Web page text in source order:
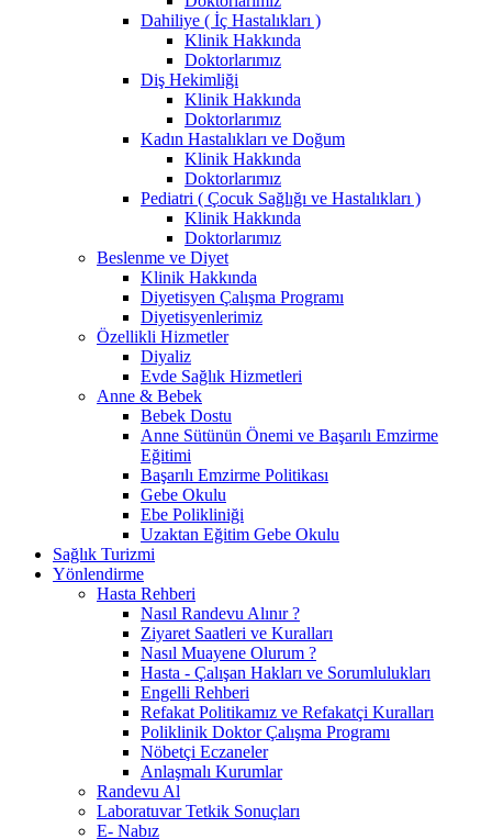
Dahiliye ( İç Hastalıkları )
Klinik Hakkında
Doktorlarımız
Diş Hekimliği
Klinik Hakkında
Doktorlarımız
Kadın Hastalıkları ve Doğum
Klinik Hakkında
Doktorlarımız
Pediatri ( Çocuk Sağlığı ve Hastalıkları )
Klinik Hakkında
Doktorlarımız
Beslenme ve Diyet
Klinik Hakkında
Diyetisyen Çalışma Programı
Diyetisyenlerimiz
Özellikli Hizmetler
Diyaliz
Evde Sağlık Hizmetleri
Anne & Bebek
Bebek Dostu
Anne Sütünün Önemi ve Başarılı Emzirme
Eğitimi
Başarılı Emzirme Politikası
Gebe Okulu
Ebe Polikliniği
Uzaktan Eğitim Gebe Okulu
Sağlık Turizmi
Yönlendirme
Hasta Rehberi
Nasıl Randevu Alınır ?
Ziyaret Saatleri ve Kuralları
Nasıl Muayene Olurum ?
Hasta - Çalışan Hakları ve Sorumlulukları
Engelli Rehberi
Refakat Politikamız ve Refakatçi Kuralları
Poliklinik Doktor Çalışma Programı
Nöbetçi Eczaneler
Anlaşmalı Kurumlar
Randevu Al
Laboratuvar Tetkik Sonuçları
E- Nabız